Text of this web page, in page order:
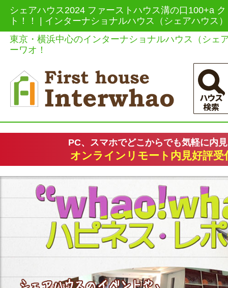
シェアハウス2024 ファーストハウス溝の口100+a
ト！！ | インターナショナルハウス（シェアハウス
東京・横浜中心のインターナショナルハウス（シェ
ーワオ！
PC、スマホでどこからでも気軽に内
オンラインリモート内見好評受